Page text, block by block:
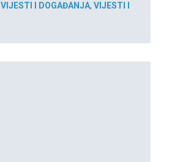
VIJESTI I DOGAĐANJA, VIJESTI I